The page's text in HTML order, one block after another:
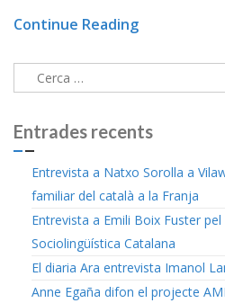
Continue Reading
Cerca:
Entrades recents
Entrevista a Natxo Sorolla a
familiar del català a la Franja
Entrevista a Emili Boix Fuster
Sociolingüística Catalana
El diaria Ara entrevista Imanol
Anne Egaña difon el projecte